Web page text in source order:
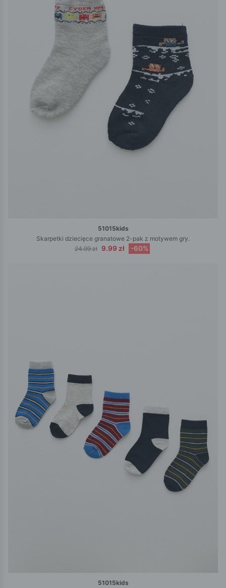
51015kids
Skarpetki dziecięce granatowe 2-pak z motywem gry.
24.99 zł 9.99 zł -60%
51015kids